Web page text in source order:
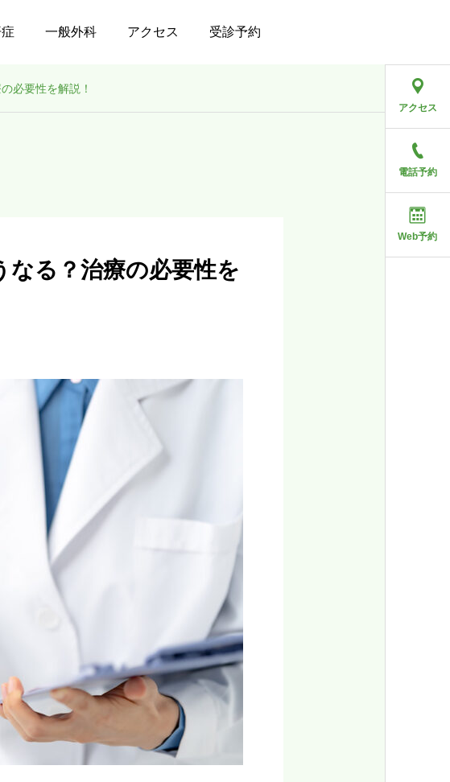
一般外科 アクセス 受診予約
アクセス
電話予約
Web予約
必要性を解説！
なる？治療の必要性を